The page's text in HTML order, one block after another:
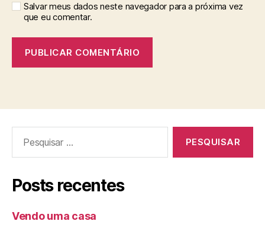
Salvar meus dados neste navegador para a próxima vez
que eu comentar.
por:
Posts recentes
Vendo uma casa